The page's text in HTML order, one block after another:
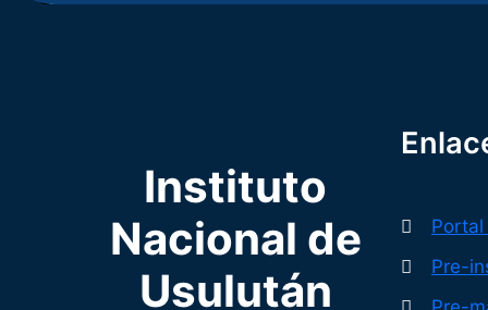
Instituto
Nacional de
Usulután
Pre-